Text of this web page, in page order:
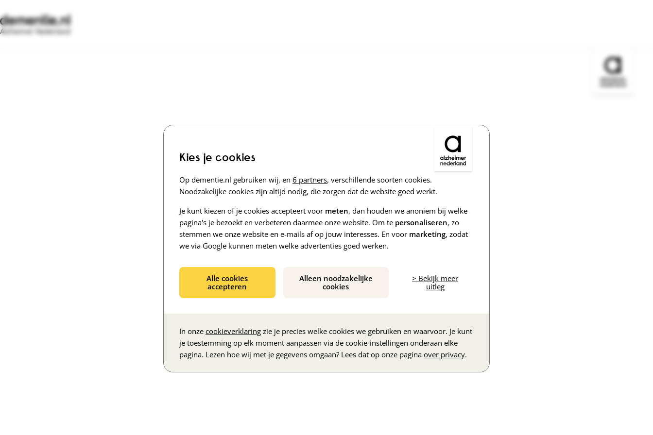
Kies je cookies
Op dementie.nl gebruiken wij, en 6 partners, verschillende soorten cookies.
Noodzakelijke cookies zijn altijd nodig, die zorgen dat de website goed werkt.
Je kunt kiezen of je cookies accepteert voor meten, dan houden we anoniem bij welke
pagina's je bezoekt en verbeteren daarmee onze website. Om te personaliseren, zo
stemmen we onze website en e-mails af op jouw interesses. En voor marketing, zodat
we via Google kunnen meten welke advertenties goed werken.
Alle cookies
accepteren
Alleen noodzakelijke
cookies
> Bekijk meer
uitleg
In onze cookieverklaring zie je precies welke cookies we gebruiken en waarvoor. Je kunt
je toestemming op elk moment aanpassen via de cookie-instellingen onderaan elke
pagina. Lezen hoe wij met je gegevens omgaan? Lees dat op onze pagina over privacy.
Alzheimer Nederland
Bezoek de